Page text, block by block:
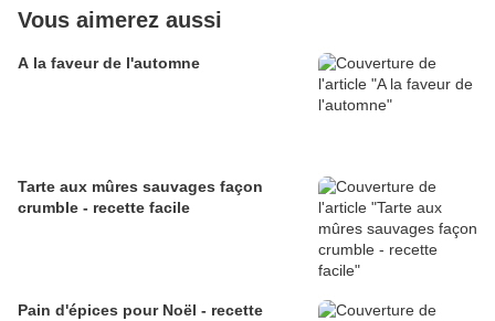
Vous aimerez aussi
A la faveur de l'automne
Tarte aux mûres sauvages façon
crumble - recette facile
Pain d'épices pour Noël - recette